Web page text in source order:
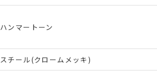
ハンマートーン
スチール(クロームメッキ)